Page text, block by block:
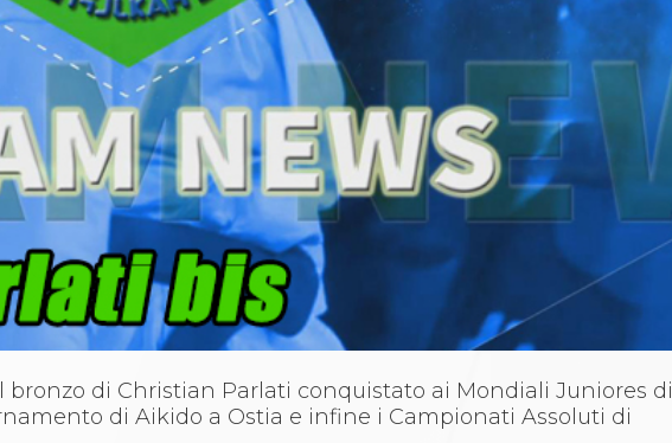
bronzo di Christian Parlati conquistato ai Mondiali Juniores di
di Aikido a Ostia e infine i Campionati Assoluti di